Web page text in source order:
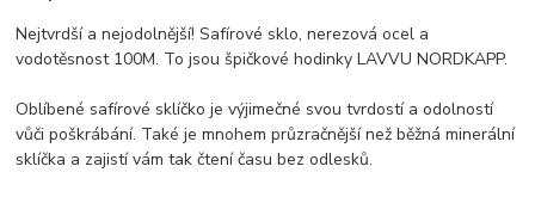
Nejtvrdší a nejodolnější! Safírové sklo, nerezová ocel a
vodotěsnost 100M. To jsou špičkové hodinky LAVVU NORDKAPP.
Oblíbené safírové sklíčko je výjimečné svou tvrdostí a odolností
vůči poškrábání. Také je mnohem průzračnější než běžná minerální
sklíčka a zajistí vám tak čtení času bez odlesků.